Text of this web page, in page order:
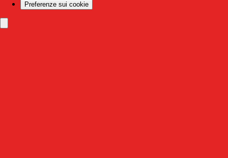
Preferenze sui cookie